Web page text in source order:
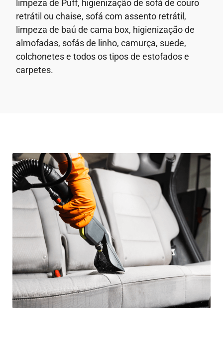
limpeza de Puff, higienização de sofá de couro
retrátil ou chaise, sofá com assento retrátil,
limpeza de baú de cama box, higienização de
almofadas, sofás de linho, camurça, suede,
colchonetes e todos os tipos de estofados e
carpetes.